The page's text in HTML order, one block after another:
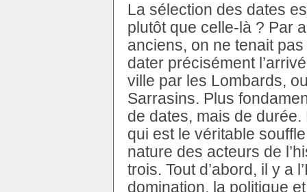
La sélection des dates
plutôt que celle-là ? Par
anciens, on ne tenait
dater précisément
ville par les Lombards,
Sarrasins. Plus
de dates, mais de durée.
qui est le véritable
nature des acteurs de
trois. Tout d’abord, il y a
domination, la politique